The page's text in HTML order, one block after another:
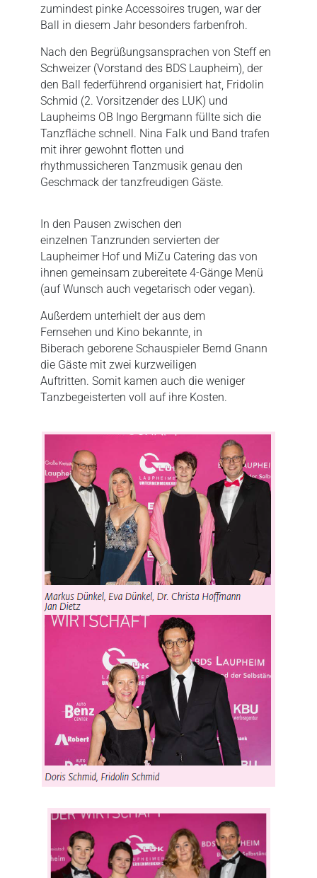
zumindest pinke Accessoires trugen, war der
Ball in diesem Jahr besonders farbenfroh.
Nach den Begrüßungsansprachen von Steff en
Schweizer (Vorstand des BDS Laupheim), der
den Ball federführend organisiert hat, Fridolin
Schmid (2. Vorsitzender des LUK) und
Laupheims OB Ingo Bergmann füllte sich die
Tanzfläche schnell. Nina Falk und Band trafen
mit ihrer gewohnt flotten und
rhythmussicheren Tanzmusik genau den
Geschmack der tanzfreudigen Gäste.
In den Pausen zwischen den
einzelnen Tanzrunden servierten der
Laupheimer Hof und MiZu Catering das von
ihnen gemeinsam zubereitete 4-Gänge Menü
(auf Wunsch auch vegetarisch oder vegan).
Außerdem unterhielt der aus dem
Fernsehen und Kino bekannte, in
Biberach geborene Schauspieler Bernd Gnann
die Gäste mit zwei kurzweiligen
Auftritten. Somit kamen auch die weniger
Tanzbegeisterten voll auf ihre Kosten.